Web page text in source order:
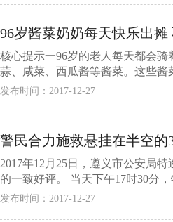
96岁酱菜奶奶每天快乐出
核心提示一96岁的老人每天都会
蒜、咸菜、西瓜酱等酱菜。这些
发布时间：2017-12-27
警民合力施救悬挂在半空的
2017年12月25日，遵义市公安局
的一致好评。 当天下午17时30分
发布时间：2017-12-27